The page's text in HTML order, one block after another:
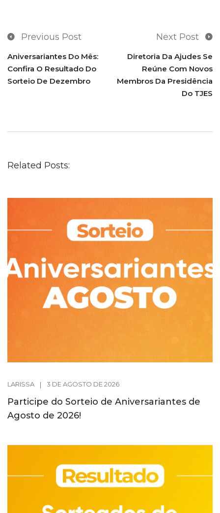
Previous Post
Aniversariantes Do Mês:
Confira O Resultado Do
Sorteio De Dezembro
Next Post
Diretoria Da Ajudes Se
Reúne Com Novos
Membros Da Presidência
Do TJES
Related Posts:
LARISSA | 3 DE AGOSTO DE 2026
Participe do Sorteio de Aniversariantes de
Agosto de 2026!